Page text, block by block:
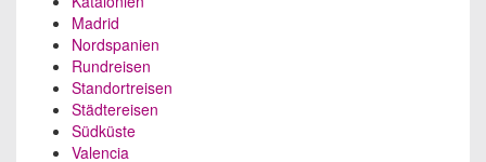
Madrid
Nordspanien
Rundreisen
Standortreisen
Städtereisen
Südküste
Valencia